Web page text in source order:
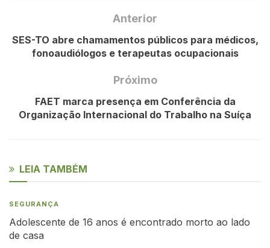
Anterior
SES-TO abre chamamentos públicos para médicos,
fonoaudiólogos e terapeutas ocupacionais
Próximo
FAET marca presença em Conferência da
Organização Internacional do Trabalho na Suíça
LEIA TAMBÉM
SEGURANÇA
Adolescente de 16 anos é encontrado morto ao lado
de casa